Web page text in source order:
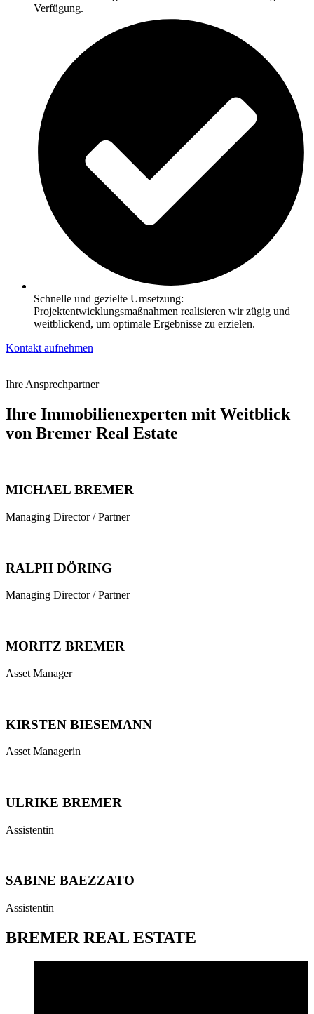
Verfügung.
Schnelle und gezielte Umsetzung:
Projektentwicklungsmaßnahmen realisieren wir zügig und
weitblickend, um optimale Ergebnisse zu erzielen.
Kontakt aufnehmen
Ihre Ansprechpartner
Ihre Immobilienexperten mit Weitblick
von Bremer Real Estate
MICHAEL BREMER
Managing Director / Partner
RALPH DÖRING
Managing Director / Partner
MORITZ BREMER
Asset Manager
KIRSTEN BIESEMANN
Asset Managerin
ULRIKE BREMER
Assistentin
SABINE BAEZZATO
Assistentin
BREMER REAL ESTATE